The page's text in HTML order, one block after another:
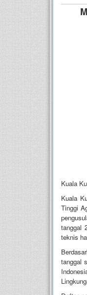
Kuala
Kuala
Tinggi
tanggal
teknis
tanggal